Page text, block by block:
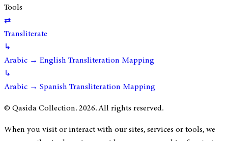
Tools
⇄
Transliterate
↳
Arabic → English Transliteration Mapping
↳
Arabic → Spanish Transliteration Mapping
© Qasida Collection.2026. All rights reserved.
When you visit or interact with our sites, services or tools, we